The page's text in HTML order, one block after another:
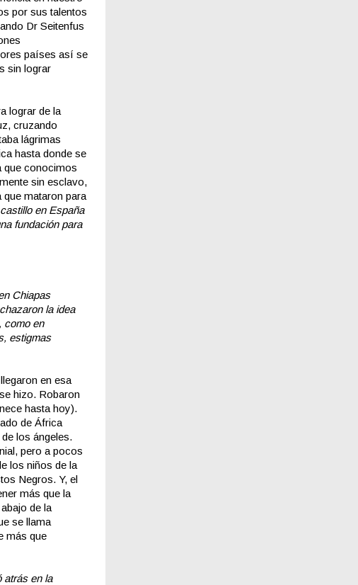
por sus talentos
Dr Seitenfus
países así se
sin lograr
lograr de la
cruzando
lágrimas
hasta donde se
que conocimos
sin esclavo,
que mataron para
en España
fundación para
Chiapas
la idea
como en
estigmas
en esa
hizo. Robaron
hasta hoy).
de África
los ángeles.
pero a pocos
los niños de la
Negros. Y, el
más que la
de la
se llama
más que
atrás en la